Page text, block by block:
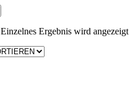
Einzelnes Ergebnis wird angezeigt